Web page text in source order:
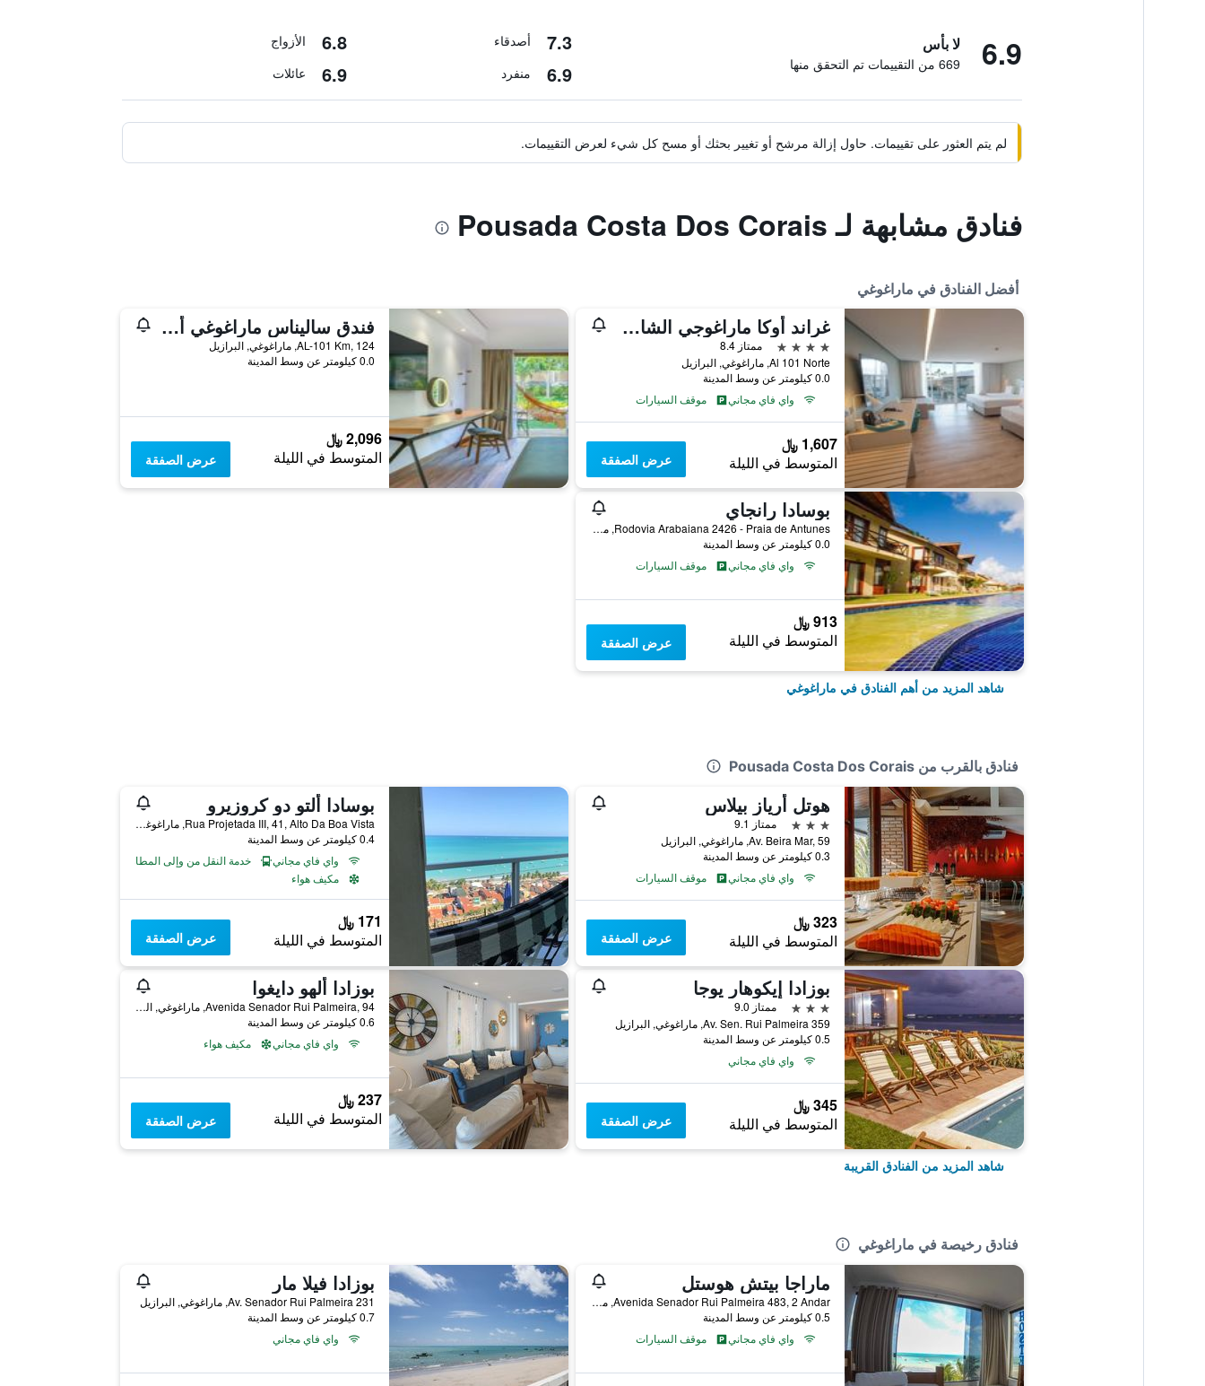
6.9 لا بأس
669 من التقييمات تم التحقق منها
7.3 أصدقاء 6.8 الأزواج
6.9 منفرد 6.9 عائلات
لم يتم العثور على تقييمات. حاول إزالة مرشح أو تغيير بحثك أو مسح كل شيء لعرض التقييمات.
فنادق مشابهة لـ Pousada Costa Dos Corais
أفضل الفنادق في ماراغوغي
غراند أوكا ماراغوجي الشامل كليًا
4 نجوم
ممتاز 8.4
Al 101 Norte, ماراغوغي, البرازيل
0.0 كيلومتر عن وسط المدينة
واي فاي مجاني
موقف السيارات
1,607 ﷼
المتوسط في الليلة عرض الصفقة
فندق ساليناس ماراغوغي أول إنكلوسيف ريزورت
AL-101 Km, 124, ماراغوغي, البرازيل
0.0 كيلومتر عن وسط المدينة
2,096 ﷼
المتوسط في الليلة عرض الصفقة
بوسادا رانجاي
Rodovia Arabaiana 2426 - Praia de Antunes, ماراغوغي, البرازيل
0.0 كيلومتر عن وسط المدينة
واي فاي مجاني
موقف السيارات
913 ﷼
المتوسط في الليلة عرض الصفقة
شاهد المزيد من أهم الفنادق في ماراغوغي
فنادق بالقرب من Pousada Costa Dos Corais
هوتل أرياز بيلاس
3 نجوم
ممتاز 9.1
Av. Beira Mar, 59, ماراغوغي, البرازيل
0.3 كيلومتر عن وسط المدينة
واي فاي مجاني
موقف السيارات
323 ﷼
المتوسط في الليلة عرض الصفقة
بوسادا ألتو دو كروزيرو
Rua Projetada III, 41, Alto Da Boa Vista, ماراغوغي, البرازيل
0.4 كيلومتر عن وسط المدينة
واي فاي مجاني
خدمة النقل من وإلى المطار
مكيف هواء
171 ﷼
المتوسط في الليلة عرض الصفقة
بوزادا إيكوهار يوجا
3 نجوم
ممتاز 9.0
Av. Sen. Rui Palmeira 359, ماراغوغي, البرازيل
0.5 كيلومتر عن وسط المدينة
واي فاي مجاني
345 ﷼
المتوسط في الليلة عرض الصفقة
بوزادا ألهو دايغوا
Avenida Senador Rui Palmeira, 94, ماراغوغي, البرازيل
0.6 كيلومتر عن وسط المدينة
واي فاي مجاني
مكيف هواء
237 ﷼
المتوسط في الليلة عرض الصفقة
شاهد المزيد من الفنادق القريبة
فنادق رخيصة في ماراغوغي
ماراجا بيتش هوستل
Avenida Senador Rui Palmeira 483, 2 Andar, ماراغوغي, البرازيل
0.5 كيلومتر عن وسط المدينة
واي فاي مجاني
موقف السيارات
بوزادا فيلا مار
Av. Senador Rui Palmeira 231, ماراغوغي, البرازيل
0.7 كيلومتر عن وسط المدينة
واي فاي مجاني